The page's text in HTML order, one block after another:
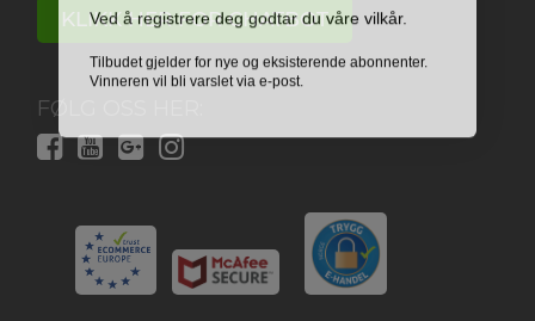
KLIKK HER FOR CHATBOT
FØLG OSS HER:
Ved å registrere deg godtar du våre vilkår.
Tilbudet gjelder for nye og eksisterende abonnenter.
Vinneren vil bli varslet via e-post.